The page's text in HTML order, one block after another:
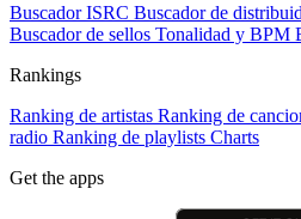
Buscador ISRC Buscador de
Buscador de sellos Tonalidad y BPM
Rankings
Ranking de artistas Ranking de
radio Ranking de playlists Charts
Get the apps